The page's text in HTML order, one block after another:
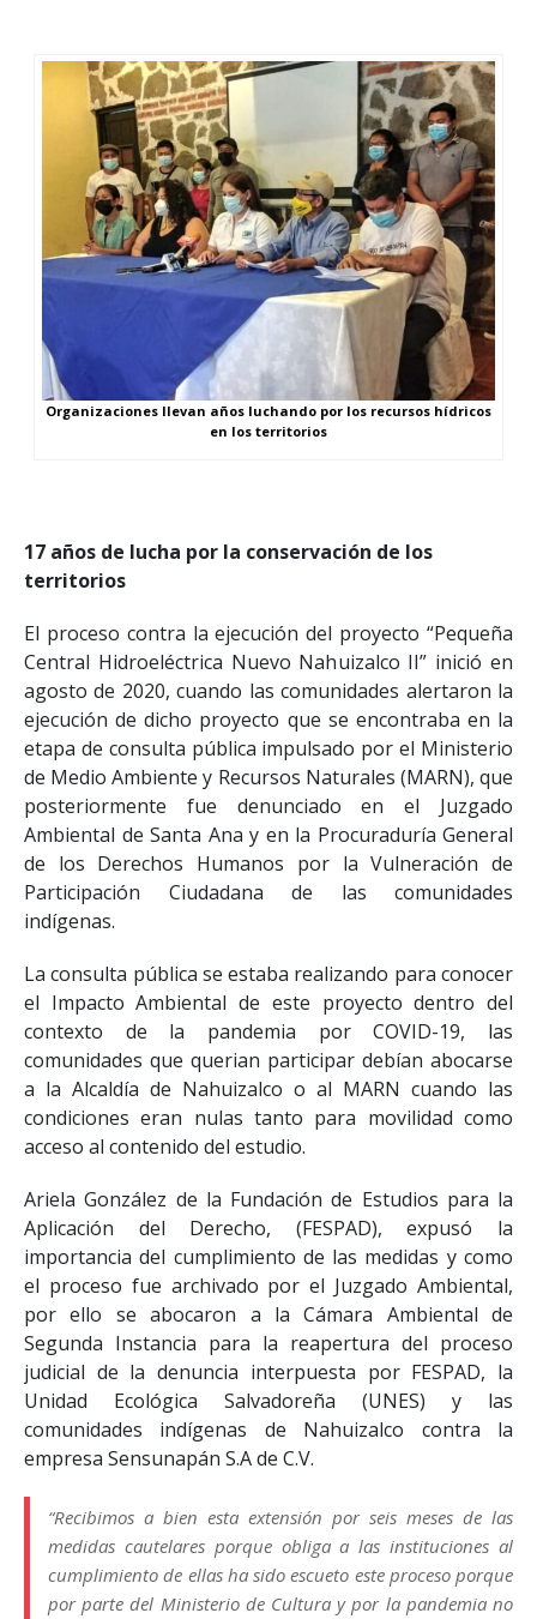
Organizaciones llevan años luchando por los recursos hídricos
en los territorios
17 años de lucha por la conservación de los
territorios
El proceso contra la ejecución del proyecto “Pequeña
Central Hidroeléctrica Nuevo Nahuizalco II” inició en
agosto de 2020, cuando las comunidades alertaron la
ejecución de dicho proyecto que se encontraba en la
etapa de consulta pública impulsado por el Ministerio
de Medio Ambiente y Recursos Naturales (MARN), que
posteriormente fue denunciado en el Juzgado
Ambiental de Santa Ana y en la Procuraduría General
de los Derechos Humanos por la Vulneración de
Participación Ciudadana de las comunidades
indígenas.
La consulta pública se estaba realizando para conocer
el Impacto Ambiental de este proyecto dentro del
contexto de la pandemia por COVID-19, las
comunidades que querian participar debían abocarse
a la Alcaldía de Nahuizalco o al MARN cuando las
condiciones eran nulas tanto para movilidad como
acceso al contenido del estudio.
Ariela González de la Fundación de Estudios para la
Aplicación del Derecho, (FESPAD), expusó la
importancia del cumplimiento de las medidas y como
el proceso fue archivado por el Juzgado Ambiental,
por ello se abocaron a la Cámara Ambiental de
Segunda Instancia para la reapertura del proceso
judicial de la denuncia interpuesta por FESPAD, la
Unidad Ecológica Salvadoreña (UNES) y las
comunidades indígenas de Nahuizalco contra la
empresa Sensunapán S.A de C.V.
“Recibimos a bien esta extensión por seis meses de las
medidas cautelares porque obliga a las instituciones al
cumplimiento de ellas ha sido escueto este proceso porque
por parte del Ministerio de Cultura y por la pandemia no